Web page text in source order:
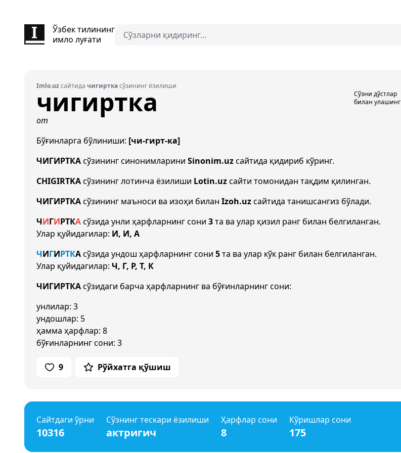
Ўзбек тилининг
имло луғати
Imlo.uzсайтида чигирткасўзининг ёзилиши
чигиртка
Сўзни дўстлар
билан улашинг
от
Бўғинларга бўлиниши: [чи-гирт-ка]
ЧИГИРТКАсўзининг синонимларини Sinonim.uzсайтида қидириб кўринг.
CHIGIRTKAсўзининг лотинча ёзилиши Lotin.uzсайти томонидан тақдим қилинган.
ЧИГИРТКАсўзининг маъноси ва изоҳи билан Izoh.uzсайтида танишсангиз бўлади.
ЧИГИРТКАсўзида унли ҳарфларнинг сони 3та ва улар қизил ранг билан белгиланган.
Улар қуйидагилар: И, И, А
ЧИГИРТКАсўзида ундош ҳарфларнинг сони 5та ва улар кўк ранг билан белгиланган.
Улар қуйидагилар: Ч, Г, Р, Т, К
ЧИГИРТКАсўзидаги барча ҳарфларнинг ва бўғинларнинг сони:
унлилар: 3
ундошлар: 5
ҳамма ҳарфлар: 8
бўғинларнинг сони: 3
9 Рўйхатга қўшиш
Сайтдаги ўрни
10316
Сўзнинг тескари ёзилиши
актригич
Ҳарфлар сони
8
Кўришлар сони
175